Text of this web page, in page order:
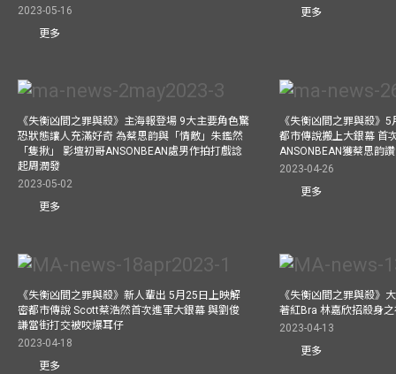
2023-05-16
更多
更多
《失衡凶間之罪與殺》主海報登場 9大主要角色驚
恐狀態讓人充滿好奇 為蔡思韵與「情敵」朱鑑然
「隻揪」 影壇初哥ANSONBEAN處男作拍打戲諗
起周潤發
2023-05-02
更多
《失衡凶間之罪與殺》
都市傳說搬上大銀幕 首
ANSONBEAN獲蔡思韵
2023-04-26
更多
《失衡凶間之罪與殺》新人輩出 5月25日上映解
密都市傳說 Scott蔡浩然首次進軍大銀幕 與劉俊
謙當街打交被咬爆耳仔
2023-04-18
更多
《失衡凶間之罪與殺》
著紅Bra 林嘉欣招殺身
2023-04-13
更多